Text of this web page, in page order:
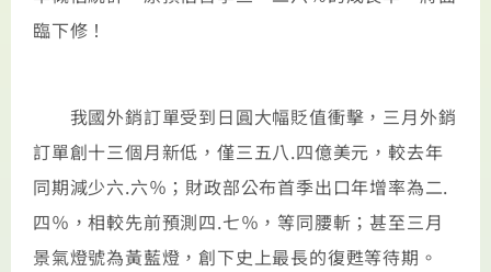
臨下修！
我國外銷訂單受到日圓大幅貶值衝擊，三月外銷
訂單創十三個月新低，僅三五八.四億美元，較去年
同期減少六.六％；財政部公布首季出口年增率為二.
四％，相較先前預測四.七％，等同腰斬；甚至三月
景氣燈號為黃藍燈，創下史上最長的復甦等待期。